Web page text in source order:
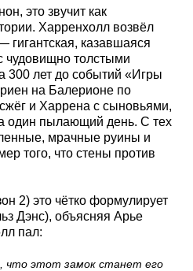
это звучит как
Харренхолл возвёл
казавшаяся
чудовищно толстыми
300 лет до событий «Игры
на Балерионе по
и Харрена с сыновьями,
один пылающий день. С тех
мрачные руины и
того, что стены против
2) это чётко формулирует
Дэнс), объясняя Арье
пал:
что этот замок станет его